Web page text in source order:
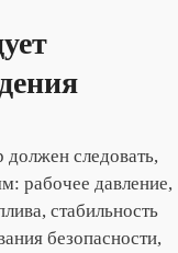
следовать,
рабочее давление,
стабильность
безопасности,